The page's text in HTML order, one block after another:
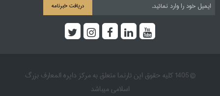
دریافت خبرنامه
© 1405 کلیه حقوق این تارنما متعلق به مرکز دایره المعارف بزرگ
اسلامی میباشد